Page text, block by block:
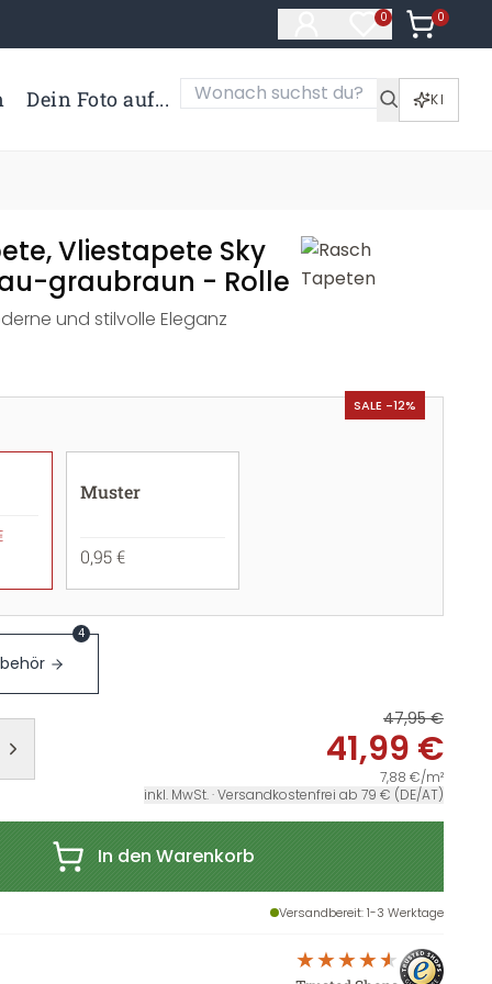
0
Artikel im
0
Artikel
Dein Foto auf... KI
Vliestapete Sky
graubraun - Rolle
und stilvolle Eleganz
SALE -12%
Muster
0,95 €
4
47,95 €
41,99 €
7,88 €/m²
inkl. MwSt. · Versandkostenfrei ab 79 € (DE/AT)
In den Warenkorb
Versandbereit: 1-3 Werktage